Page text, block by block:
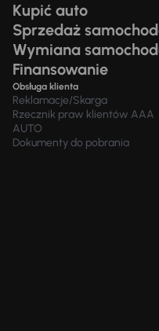
Kupić auto
Sprzedaż
Wymiana
Finansowanie
Obsługa klienta
Reklamacje/Skarga
Rzecznik praw klientów AAA
AUTO
Dokumenty do pobrania